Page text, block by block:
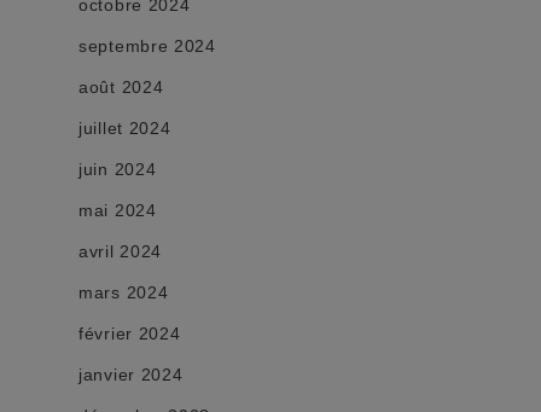
octobre 2024
septembre 2024
août 2024
juillet 2024
juin 2024
mai 2024
avril 2024
mars 2024
février 2024
janvier 2024